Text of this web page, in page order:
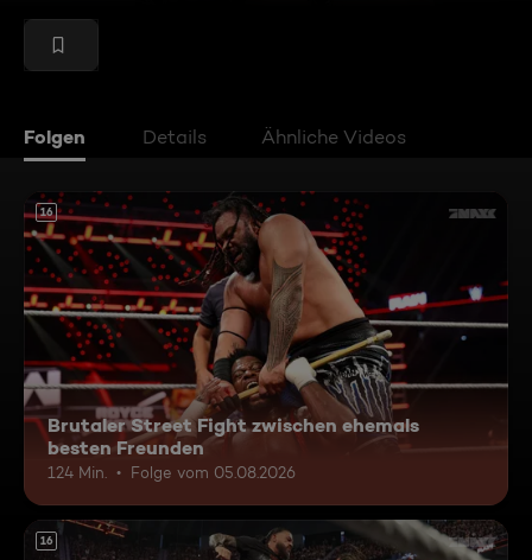
Folgen Details Ähnliche Videos
16
Brutaler Street Fight zwischen ehemals
besten Freunden
124 Min. Folge vom 05.08.2026
16